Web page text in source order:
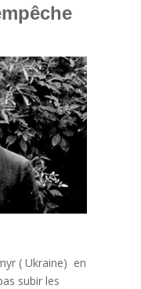
( Ukraine) en
subir les